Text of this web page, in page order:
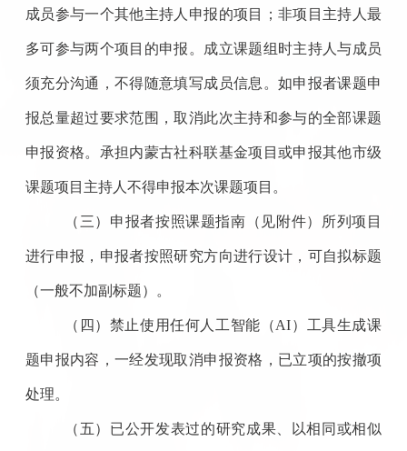
成员参与一个其他主持人申报的项目 ； 非项目主持人最
多可参与两个项目的申报。成立课题组时主持人与成员
须充分沟通，不得随意填写成员信息。如申报者课题申
报总量超过要求范围，取消此次主持和参与的全部课题
申报资格。承担内蒙古社科联基金项目或申报其他市级
课题项目主持人不得申报本次课题项目。
（三）申报者按照课题指南（ 见附件）所列项目
进行申报 ， 申报者按照研究方向进行设计，可自拟标题
（一般不加副标题） 。
（四）禁止使用任何人工智能（AI）工具生成课
题申报内容，一经发现取消申报资格，已立项的按撤项
处理。
（ 五）已公开发表过的研究成果、以相同或相似